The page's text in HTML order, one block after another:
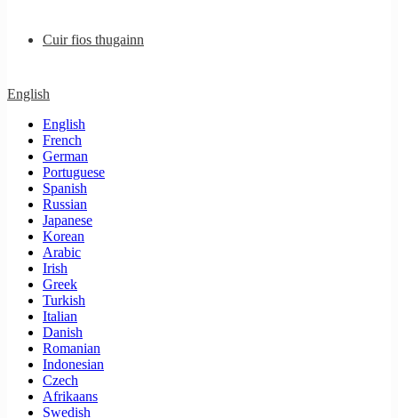
Cuir fios thugainn
English
English
French
German
Portuguese
Spanish
Russian
Japanese
Korean
Arabic
Irish
Greek
Turkish
Italian
Danish
Romanian
Indonesian
Czech
Afrikaans
Swedish